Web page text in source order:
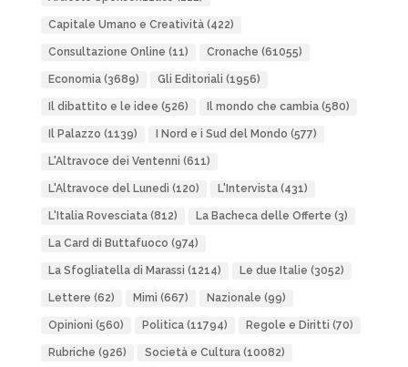
Capitale Umano e Creatività(422)
Consultazione Online (11) Cronache (61055)
Economia(3689) Gli Editoriali (1956)
Il dibattito e le idee (526) Il mondo che cambia(580)
Il Palazzo (1139) I Nord e i Sud del Mondo (577)
L'Altravoce dei Ventenni (611)
L'Altravoce del Lunedì (120) L'Intervista(431)
L'Italia Rovesciata(812) La Bacheca delle Offerte (3)
La Card di Buttafuoco (974)
La Sfogliatella di Marassi (1214) Le due Italie (3052)
Lettere (62) Mimì (667) Nazionale (99)
Opinioni (560) Politica(11794) Regole e Diritti (70)
Rubriche (926) Società e Cultura(10082)